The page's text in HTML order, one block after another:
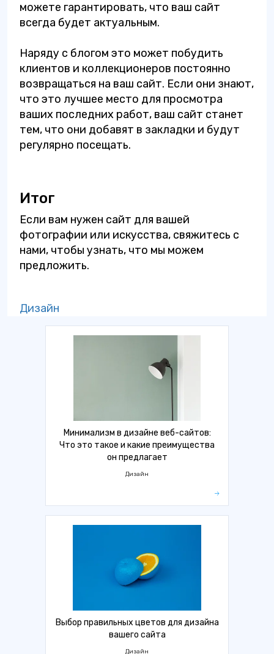
можете гарантировать, что ваш сайт
всегда будет актуальным.
Наряду с блогом это может побудить
клиентов и коллекционеров постоянно
возвращаться на ваш сайт. Если они знают,
что это лучшее место для просмотра
ваших последних работ, ваш сайт станет
тем, что они добавят в закладки и будут
регулярно посещать.
Итог
Если вам нужен сайт для вашей
фотографии или искусства, свяжитесь с
нами, чтобы узнать, что мы можем
предложить.
Дизайн
Минимализм в дизайне веб-сайтов:
Что это такое и какие преимущества
он предлагает
Дизайн
Выбор правильных цветов для дизайна
вашего сайта
Дизайн